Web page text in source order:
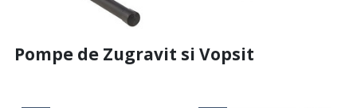
Pompe de Zugravit si Vopsit